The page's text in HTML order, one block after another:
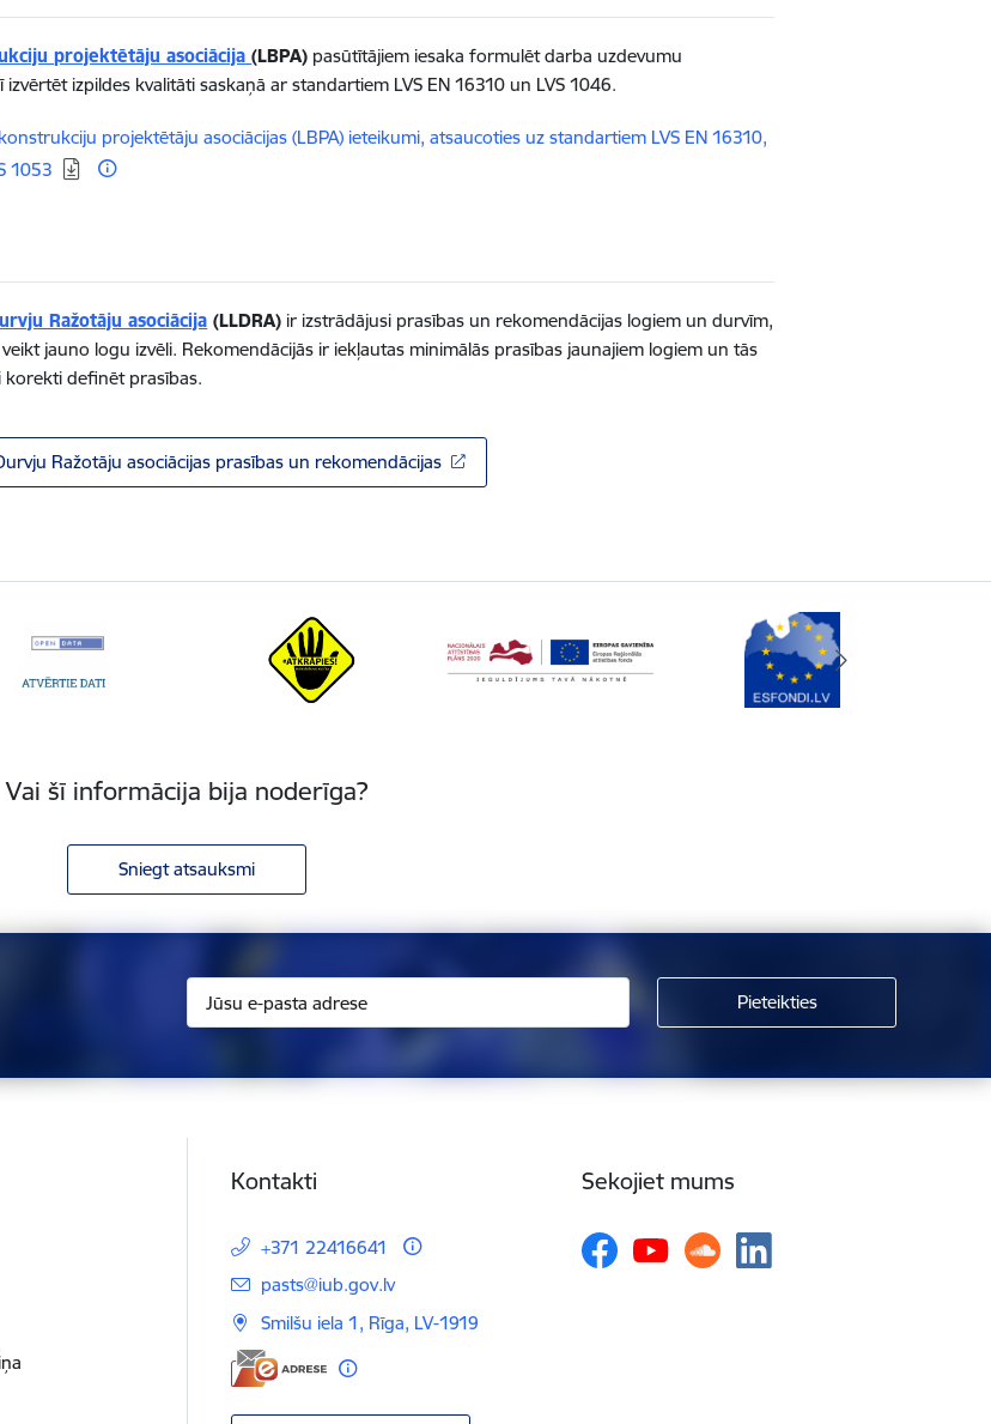
projektētāju asociācija(LBPA) pasūtītājiem iesaka formulēt darba uzdevumu
izpildes kvalitāti saskaņā ar standartiem LVS EN 16310 un LVS 1046.
projektētāju asociācijas (LBPA) ieteikumi, atsaucoties uz standartiem LVS EN 16310,
1053
Ražotāju asociācija (LLDRA) ir izstrādājusi prasības un rekomendācijas logiem un durvīm,
jauno logu izvēli. Rekomendācijās ir iekļautas minimālās prasības jaunajiem logiem un tās
definēt prasības.
Ražotāju asociācijas prasības un rekomendācijas
Vai šī informācija bija noderīga?
Sniegt atsauksmi
Kontakti
+371 22416641
E-pasts:
pasts@iub.gov.lv
Smilšu iela 1, Rīga, LV-1919
Sekojiet mums